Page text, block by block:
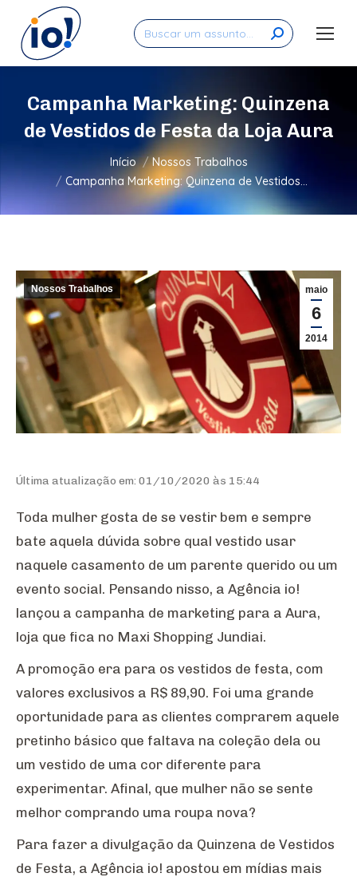
Search:
Campanha Marketing: Quinzena
de Vestidos de Festa da Loja Aura
Você está aqui:Início
Nossos Trabalhos
Campanha Marketing: Quinzena de Vestidos…
maio
6
2014
Nossos Trabalhos
Última atualização em: 01/10/2020 às 15:44
Toda mulher gosta de se vestir bem e sempre
bate aquela dúvida sobre qual vestido usar
naquele casamento de um parente querido ou um
evento social. Pensando nisso, a Agência io!
lançou a campanha de marketing para a Aura,
loja que fica no Maxi Shopping Jundiai.
A promoção era para os vestidos de festa, com
valores exclusivos a R$ 89,90. Foi uma grande
oportunidade para as clientes comprarem aquele
pretinho básico que faltava na coleção dela ou
um vestido de uma cor diferente para
experimentar. Afinal, que mulher não se sente
melhor comprando uma roupa nova?
Para fazer a divulgação da Quinzena de Vestidos
de Festa, a Agência io! apostou em mídias mais